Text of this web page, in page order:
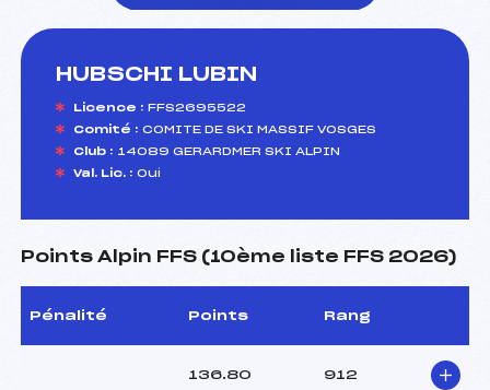
HUBSCHI LUBIN
Licence : FFS2695522
Comité : COMITE DE SKI MASSIF VOSGES
Club : 14089 GERARDMER SKI ALPIN
Val. Lic. : Oui
Points Alpin FFS (10ème liste FFS 2026)
Pénalité Points Rang
136.80 912